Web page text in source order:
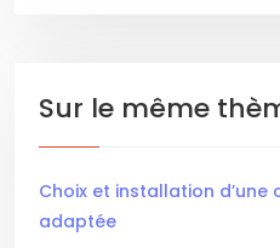
Sur le même
Choix et installation d’une
adaptée